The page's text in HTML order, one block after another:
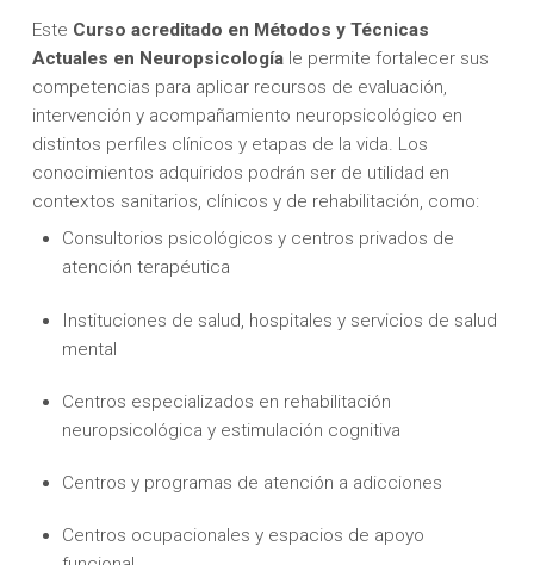
Este Curso acreditado en Métodos y Técnicas
Actuales en Neuropsicologíale permite fortalecer sus
competencias para aplicar recursos de evaluación,
intervención y acompañamiento neuropsicológico en
distintos perfiles clínicos y etapas de la vida. Los
conocimientos adquiridos podrán ser de utilidad en
contextos sanitarios, clínicos y de rehabilitación, como:
Consultorios psicológicos y centros privados de
atención terapéutica
Instituciones de salud, hospitales y servicios de salud
mental
Centros especializados en rehabilitación
neuropsicológica y estimulación cognitiva
Centros y programas de atención a adicciones
Centros ocupacionales y espacios de apoyo